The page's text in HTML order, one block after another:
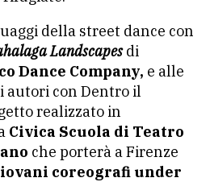
della street dance con
Landscapesdi
Dance Company, e alle
autori con Dentro il
realizzato in
Civica Scuola di Teatro
che porterà a Firenze
coreografi under